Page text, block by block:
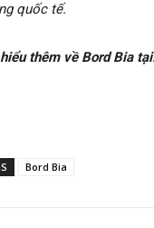
quốc tế.
thêm về Bord Bia
Bord Bia